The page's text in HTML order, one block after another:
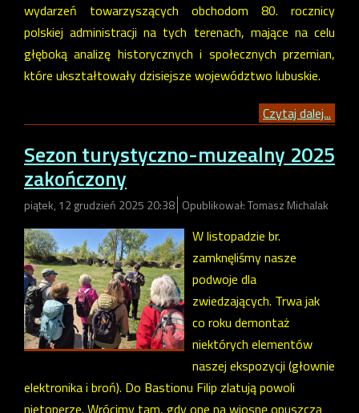
wydarzeń towarzyszących obchodom 80. rocznicy
polskiej administracji na tych terenach, mające na celu
głęboką analizę historycznych i społecznych przemian,
które ukształtowały dzisiejsze województwo lubuskie.
Czytaj dalej...
Sezon turystyczno-muzealny 2025
zakończony
piątek, 12 grudzień 2025 20:38 Opublikował: Tomasz Michalak
W listopadzie br.
zamknęliśmy nasze
podwoje dla
zwiedzających. Trwa jak
co roku demontaż
niektórych elementów
naszej ekspozycji (głownie
elektronika i broń). Do Bastionu Filip zlatują powoli
nietoperze. Wrócimy tam, gdy one na wiosnę opuszczą